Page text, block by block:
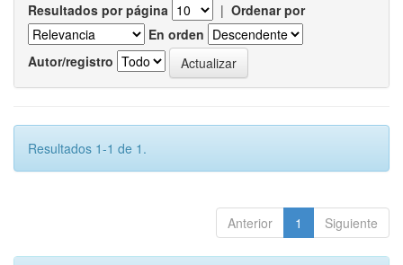
Resultados por página | Ordenar por
En orden
Autor/registro
Resultados 1-1 de 1.
Anterior 1 Siguiente